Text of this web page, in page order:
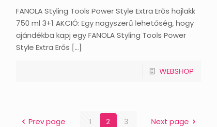
FANOLA Styling Tools Power Style Extra Erős hajlakk
750 ml 3+1 AKCIÓ: Egy nagyszerű lehetőség, hogy
ajándékba kapj egy FANOLA Styling Tools Power
Style Extra Erős […]
WEBSHOP
Prev page 1 2 3 Next page